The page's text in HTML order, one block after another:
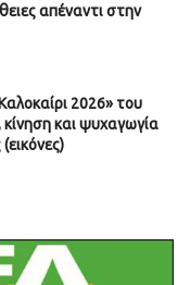
απέναντι στην
2026» του
και ψυχαγωγία